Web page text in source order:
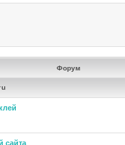
Форум
сайта